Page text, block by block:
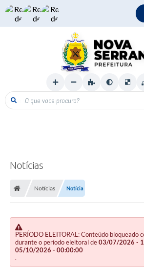
O que voce procura?
Notícias
Notícias Notícia
PERÍODO ELEITORAL: Conteúdo bloqueado
durante o período eleitoral de03/07/2026 -
05/10/2026 - 00:00:00
.